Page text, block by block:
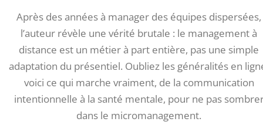
Après des années à manager des équipes dispersées,
l’auteur révèle une vérité brutale : le management à
distance est un métier à part entière, pas une simple
adaptation du présentiel. Oubliez les généralités en
voici ce qui marche vraiment, de la communication
intentionnelle à la santé mentale, pour ne pas
dans le micromanagement.